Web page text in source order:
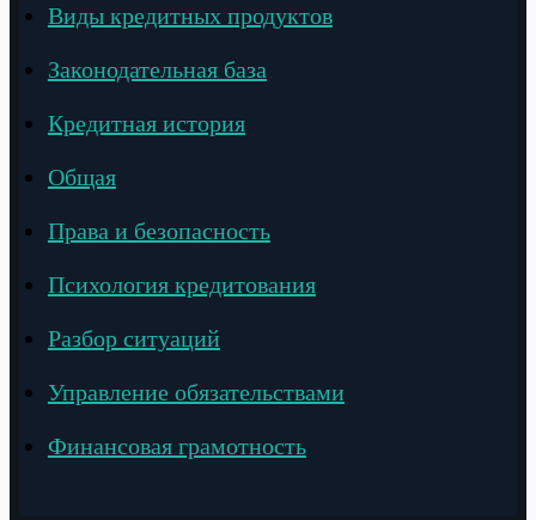
Виды кредитных продуктов
Законодательная база
Кредитная история
Общая
Права и безопасность
Психология кредитования
Разбор ситуаций
Управление обязательствами
Финансовая грамотность